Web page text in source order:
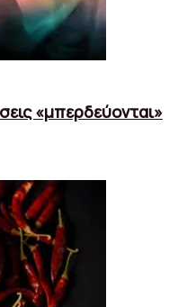
«μπερδεύονται»